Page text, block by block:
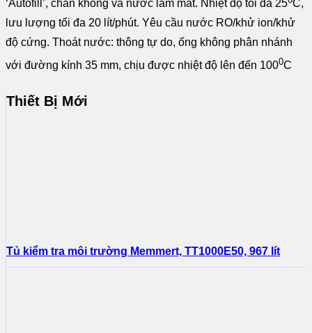
‘Autofill’, chân không và nước làm mát. Nhiệt độ tối đa 25 C,
lưu lượng tối đa 20 lít/phút. Yêu cầu nước RO/khử ion/khử
độ cứng. Thoát nước: thông tự do, ống không phân nhánh
với đường kính 35 mm, chịu được nhiệt độ lên đến 1000C
Thiết Bị Mới
Tủ kiểm tra môi trường Memmert, TT1000E50, 967 lít